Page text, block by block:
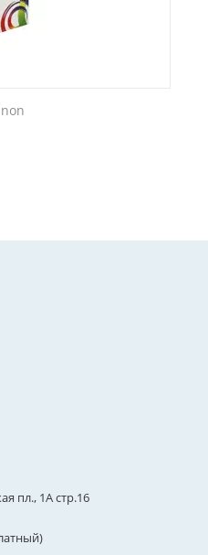
пл., 1А стр.16